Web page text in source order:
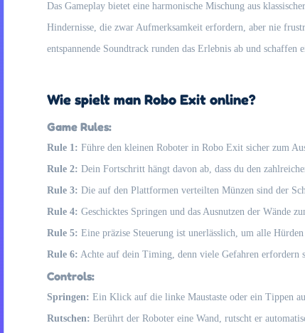
Das Gameplay bietet eine harmonische Mischung aus
Hindernisse, die zwar Aufmerksamkeit erfordern, aber nie
entspannende Soundtrack runden das Erlebnis ab und
Wie spielt man Robo Exit online?
Game Rules:
Rule 1: Führe den kleinen Roboter in Robo Exit sicher zum
Rule 2: Dein Fortschritt hängt davon ab, dass du den
Rule 3: Die auf den Plattformen verteilten Münzen sind der
Rule 4: Geschicktes Springen und das Ausnutzen der Wände
Rule 5: Eine präzise Steuerung ist unerlässlich, um alle
Rule 6: Achte auf dein Timing, denn viele Gefahren erfordern
Controls:
Springen: Ein Klick auf die linke Maustaste oder ein Tippen
Rutschen: Berührt der Roboter eine Wand, rutscht er